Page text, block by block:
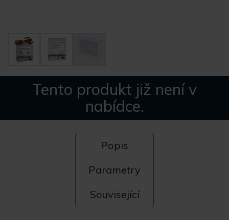
Tento produkt již není v
nabídce.
Popis
Parametry
Související